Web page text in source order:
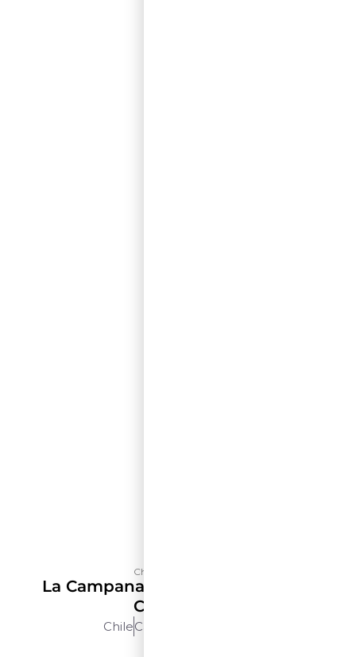
Château Los Boldos
La Campana Selección De Terroir
Carménère
ChileCachapoal